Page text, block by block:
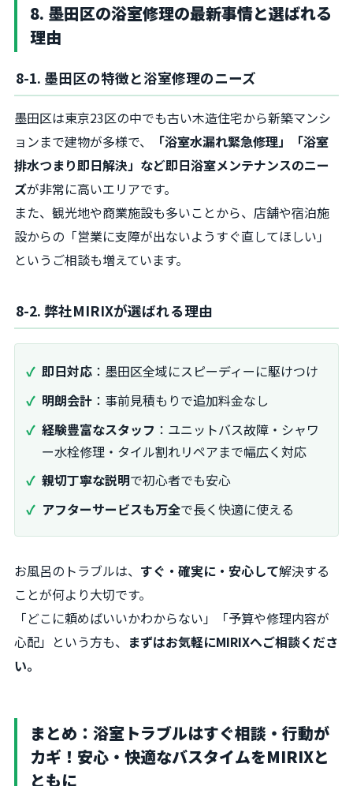
8. 墨田区の浴室修理の最新事情と選ばれる
理由
8-1. 墨田区の特徴と浴室修理のニーズ
墨田区は東京23区の中でも古い木造住宅から新築マンシ
ョンまで建物が多様で、
「浴室水漏れ緊急修理」「浴室
排水つまり即日解決」など即日浴室メンテナンスのニー
ズが非常に高いエリアです。
また、観光地や商業施設も多いことから、店舗や宿泊施
設からの「営業に支障が出ないようすぐ直してほしい」
というご相談も増えています。
8-2. 弊社MIRIXが選ばれる理由
即日対応 ：墨田区全域にスピーディーに駆けつけ
明朗会計 ：事前見積もりで追加料金なし
経験豊富なスタッフ ：ユニットバス故障・シャワ
ー水栓修理・タイル割れリペアまで幅広く対応
親切丁寧な説明で初心者でも安心
アフターサービスも万全で長く快適に使える
お風呂のトラブルは、 すぐ・確実に・安心して解決する
ことが何より大切です。
「どこに頼めばいいかわからない」「予算や修理内容が
心配」という方も、 まずはお気軽にMIRIXへご相談くださ
い。
まとめ：浴室トラブルはすぐ相談・行動が
カギ！安心・快適なバスタイムをMIRIXと
ともに